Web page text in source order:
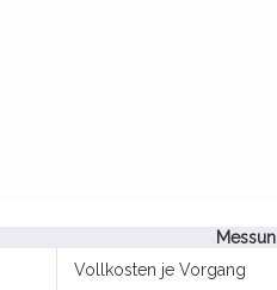
Vollkosten je Vorgang